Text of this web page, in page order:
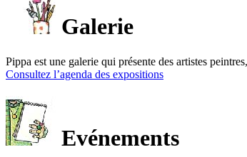
Galerie
Pippa est une galerie qui présente des artistes
Consultez l’agenda des expositions
Evénements